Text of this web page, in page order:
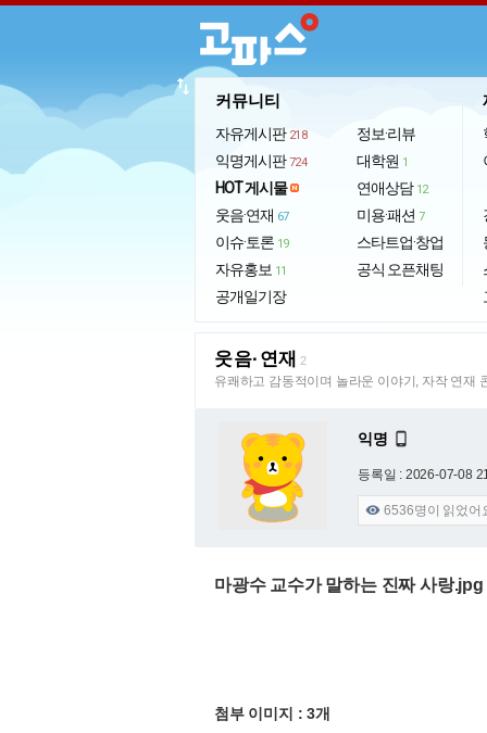
커뮤니티
자유게시판 218
익명게시판 724
HOT 게시물
웃음·연재 67
이슈·토론 19
자유홍보 11
공개일기장
정보·리뷰
대학원 1
연애상담 12
미용·패션 7
스타트업·창업
공식 오픈채팅
import_export
웃음·연재 2
유쾌하고 감동적이며 놀라운 이야기, 자작 연재
익명 
등록일 : 2026-07-08
 6536명이 읽었어
마광수 교수가 말하는 진짜 사랑.jpg
첨부 이미지 : 3개